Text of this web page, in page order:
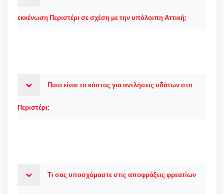
εκκένωση Περιστέρι σε σχέση με την υπόλοιπη Αττική;
Ποιο είναι το κόστος για αντλήσεις υδάτων στο
Περιστέρι;
Τι σας υποσχόμαστε στις αποφράξεις φρεατίων